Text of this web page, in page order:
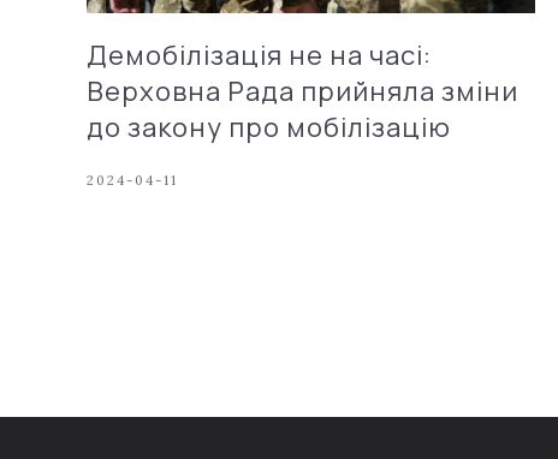
Демобілізація не на часі:
Верховна Рада прийняла зміни
до закону про мобілізацію
2024-04-11